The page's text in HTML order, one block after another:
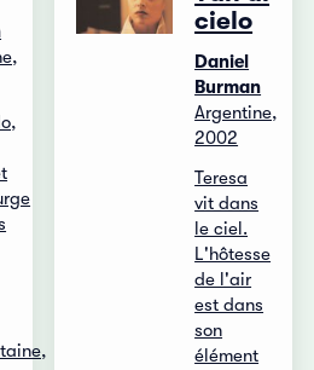
cielo
Daniel
Burman
Argentine,
2002
Teresa
vit dans
le ciel.
L'hôtesse
de l'air
est dans
son
élément